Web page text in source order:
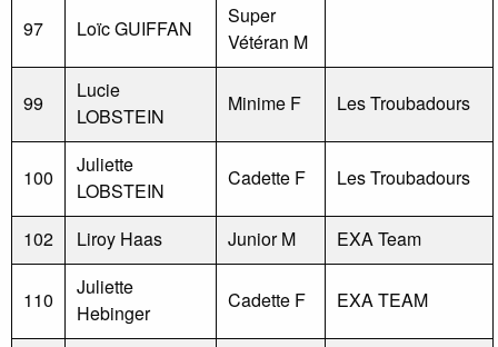
97 Loïc GUIFFAN
Super
Vétéran M
99
Lucie
LOBSTEIN
Minime F Les Troubadours
100
Juliette
LOBSTEIN
Cadette F Les Troubadours
102 Liroy Haas Junior M EXA Team
110
Juliette
Hebinger
Cadette F EXA TEAM